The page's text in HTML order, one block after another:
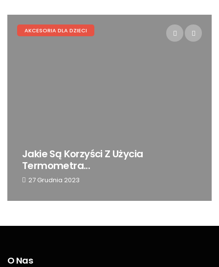
PORADY DLA RODZICÓW
Czy Używanie Nosidełka Jest
Bezpieczne Dla...
8 Grudnia 2023
O Nas